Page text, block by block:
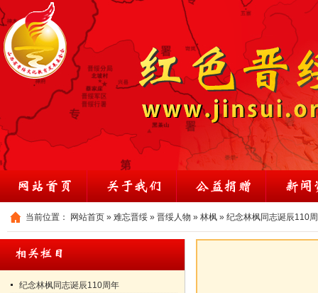
当前位置： 网站首页 » 难忘晋绥 » 晋绥人物 » 林枫 » 纪念林枫同志诞辰110
纪念林枫同志诞辰110周年